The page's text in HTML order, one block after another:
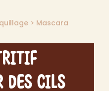
> Mascara
des Cils